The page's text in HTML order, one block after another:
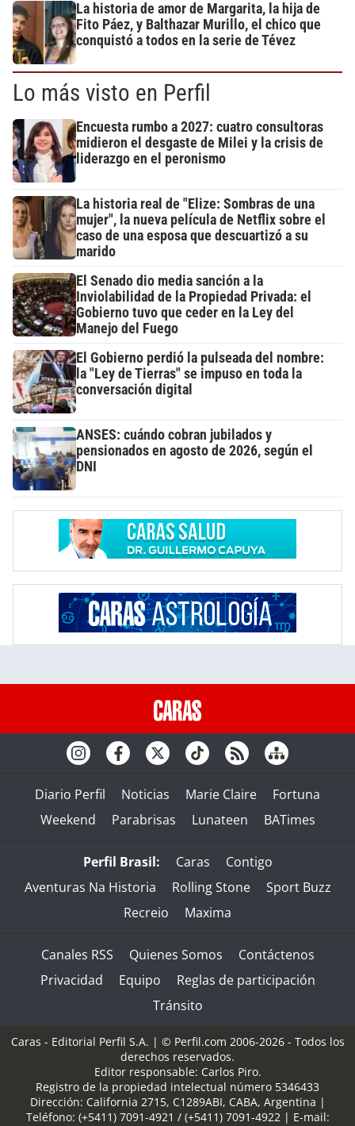
La historia de amor de Margarita, la hija de
Fito Páez, y Balthazar Murillo, el chico que
conquistó a todos en la serie de Tévez
Lo más visto en Perfil
Encuesta rumbo a 2027: cuatro consultoras
midieron el desgaste de Milei y la crisis de
liderazgo en el peronismo
La historia real de "Elize: Sombras de una
mujer", la nueva película de Netflix sobre el
caso de una esposa que descuartizó a su
marido
El Senado dio media sanción a la
Inviolabilidad de la Propiedad Privada: el
Gobierno tuvo que ceder en la Ley del
Manejo del Fuego
El Gobierno perdió la pulseada del nombre:
la "Ley de Tierras" se impuso en toda la
conversación digital
ANSES: cuándo cobran jubilados y
pensionados en agosto de 2026, según el
DNI
Diario Perfil Noticias Marie Claire
Fortuna
Weekend
Parabrisas Lunateen BATimes
Perfil Brasil: Caras
Contigo
Aventuras Na Historia
Rolling Stone
Sport Buzz
Recreio
Maxima
Canales RSS Quienes Somos
Contáctenos
Privacidad
Equipo
Reglas de participación
Tránsito
Caras - Editorial Perfil S.A. | © Perfil.com 2006-2026 - Todos los
derechos reservados.
Editor responsable: Carlos Piro.
Registro de la propiedad intelectual número 5346433
Dirección: California 2715, C1289ABI, CABA, Argentina |
Teléfono: (+5411) 7091-4921 / (+5411) 7091-4922| E-mail: